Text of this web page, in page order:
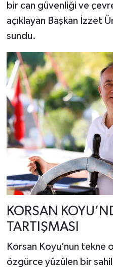
bir can güvenliği ve
açıklayan Başkan İzzet
sundu.
KORSAN
TARTIŞMASI
Korsan Koyu’nun tekne
özgürce yüzülen bir